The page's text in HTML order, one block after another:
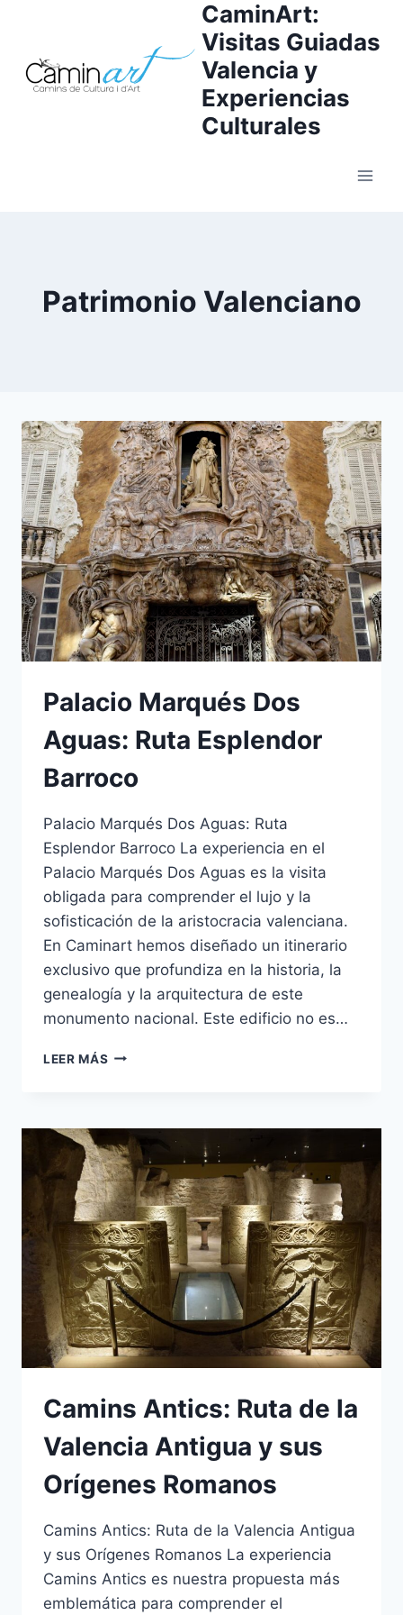
CaminArt:
Visitas Guiadas
Valencia y
Experiencias
Culturales
Patrimonio Valenciano
Palacio Marqués Dos
Aguas: Ruta Esplendor
Barroco
Palacio Marqués Dos Aguas: Ruta
Esplendor Barroco La experiencia en el
Palacio Marqués Dos Aguas es la visita
obligada para comprender el lujo y la
sofisticación de la aristocracia valenciana.
En Caminart hemos diseñado un itinerario
exclusivo que profundiza en la historia, la
genealogía y la arquitectura de este
monumento nacional. Este edificio no es…
LEER MÁS
Camins Antics: Ruta de la
Valencia Antigua y sus
Orígenes Romanos
Camins Antics: Ruta de la Valencia Antigua
y sus Orígenes Romanos La experiencia
Camins Antics es nuestra propuesta más
emblemática para comprender el